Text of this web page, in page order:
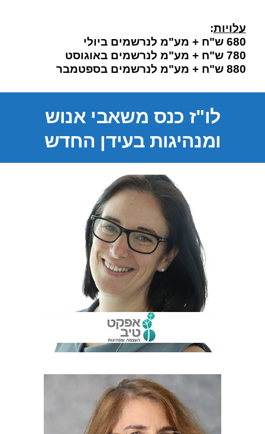
עלויות:
680 ש"ח + מע"מ לנרשמים ביולי
780 ש"ח + מע"מ לנרשמים באוגוסט
880 ש"ח + מע"מ לנרשמים בספטמבר
לו"ז כנס משאבי אנוש
ומנהיגות בעידן החדש